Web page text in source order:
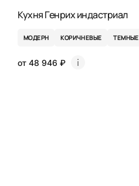
Кухня Генрих индастриал
МОДЕРН КОРИЧНЕВЫЕ ТЕМНЫЕ
от 48 946 ₽